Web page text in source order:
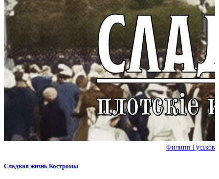
Филипп Гуськов
Сладкая жизнь Костромы